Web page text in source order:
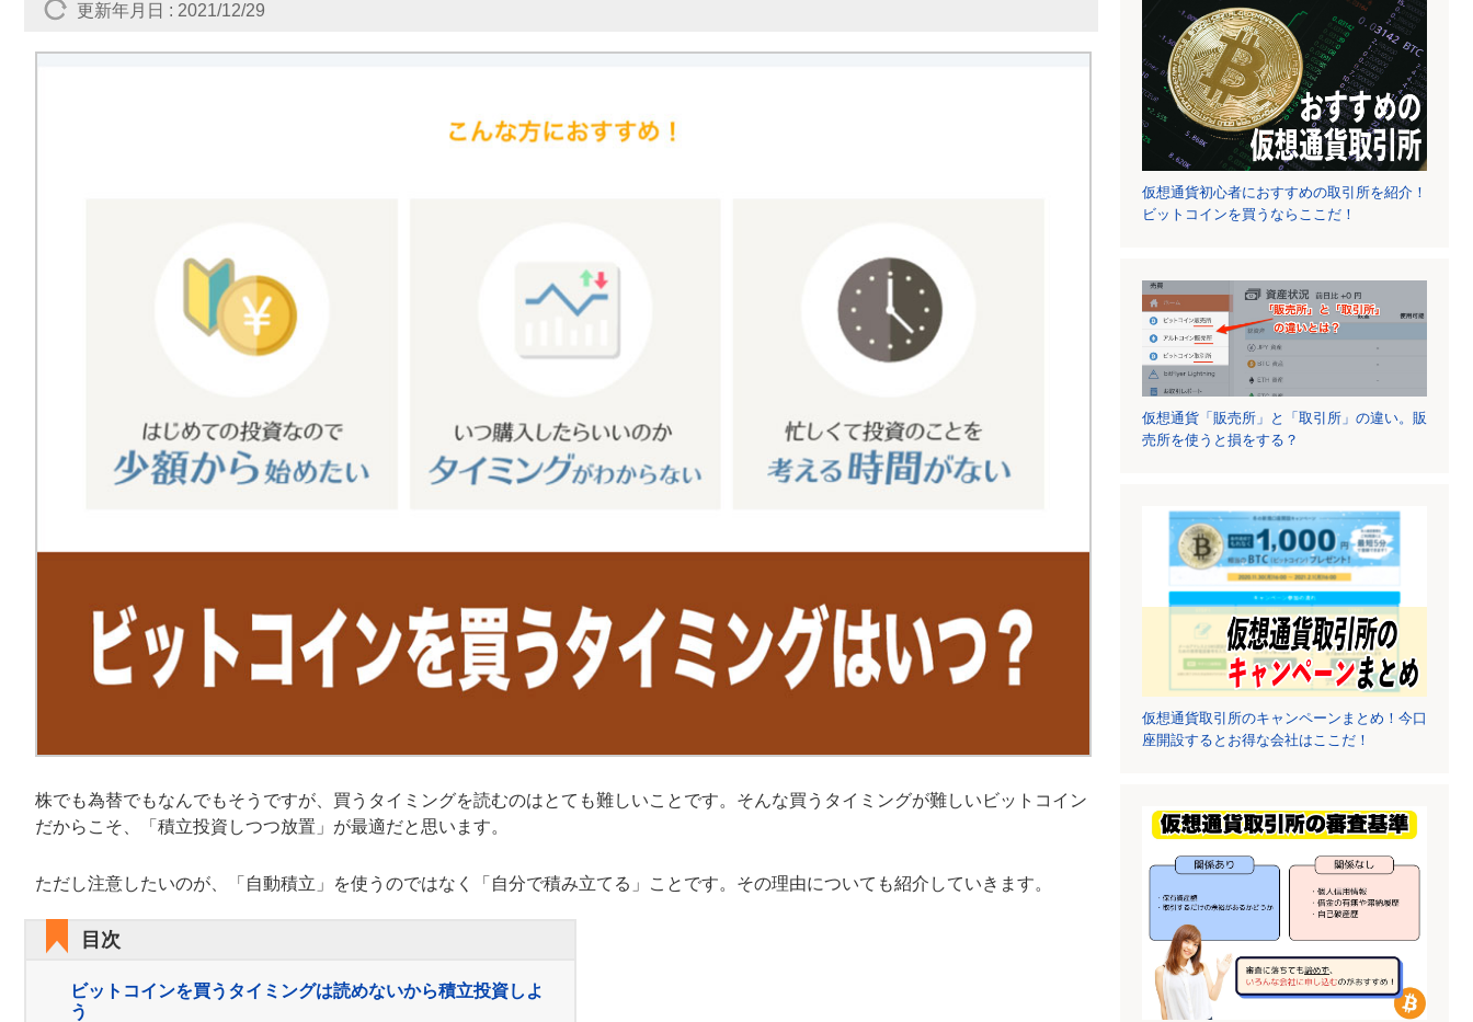
更新年月日 : 2021/12/29
株でも為替でもなんでもそうですが、買うタイミングを読むのはとても難しいことです。そんな買うタイミングが難しいビットコイン
だからこそ、「積立投資しつつ放置」が最適だと思います。
ただし注意したいのが、「自動積立」を使うのではなく「自分で積み立てる」ことです。その理由についても紹介していきます。
目次
ビットコインを買うタイミングは読めないから積立投資しよ
う
仮想通貨初心者におすすめの取引所を紹介！
ビットコインを買うならここだ！
仮想通貨「販売所」と「取引所」の違い。販
売所を使うと損をする？
仮想通貨取引所のキャンペーンまとめ！今口
座開設するとお得な会社はここだ！